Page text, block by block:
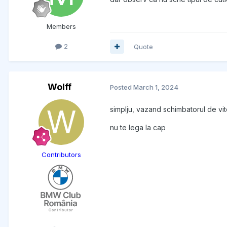
Members
2 Quote
Wolff
Contributors
Posted March 1, 2024
simplju, vazand schimbatorul de
nu te lega la cap